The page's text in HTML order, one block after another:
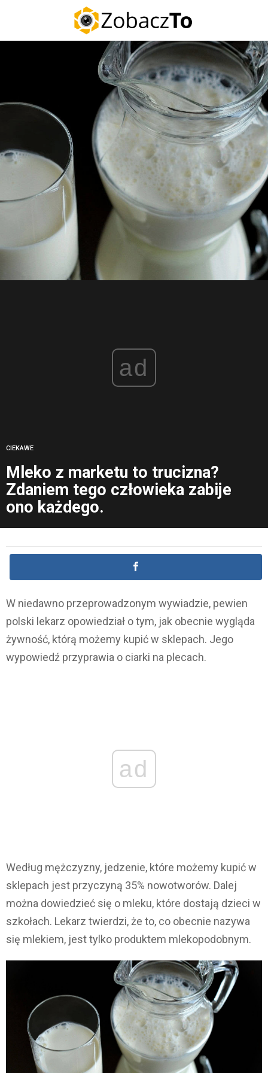
ad
CIEKAWE
Mleko z marketu to trucizna?
Zdaniem tego człowieka zabije
ono każdego.
W niedawno przeprowadzonym wywiadzie, pewien
polski lekarz opowiedział o tym, jak obecnie wygląda
żywność, którą możemy kupić w sklepach. Jego
wypowiedź przyprawia o ciarki na plecach.
ad
Według mężczyzny, jedzenie, które możemy kupić w
sklepach jest przyczyną 35% nowotworów. Dalej
można dowiedzieć się o mleku, które dostają dzieci w
szkołach. Lekarz twierdzi, że to, co obecnie nazywa
się mlekiem, jest tylko produktem mlekopodobnym.